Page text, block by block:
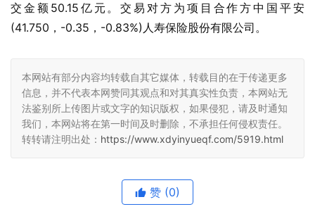
交金额50.15亿元。交易对方为项目合作方中国平安
(41.750，-0.35，-0.83%)人寿保险股份有限公司。
本网站有部分内容均转载自其它媒体，转载目的在于传递更多
信息，并不代表本网赞同其观点和对其真实性负责，本网站无
法鉴别所上传图片或文字的知识版权，如果侵犯，请及时通知
我们，本网站将在第一时间及时删除，不承担任何侵权责任。
转转请注明出处： https://www.xdyinyueqf.com/5919.html
赞 (0)